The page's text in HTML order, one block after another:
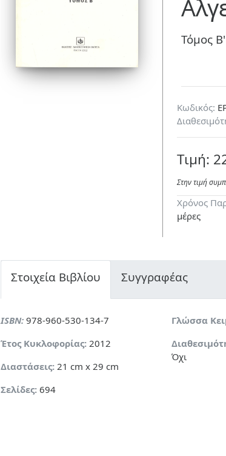
Τόμος Β'
Κωδικός:
Τιμή:
Στην τιμή
Χρόνος
μέρες
Στοιχεία Βιβλίου Συγγραφέας
ISBN: 978-960-530-134-7
Έτος Κυκλοφορίας: 2012
Διαστάσεις: 21 cm x 29 cm
Σελίδες: 694
Γλώσσα
Όχι